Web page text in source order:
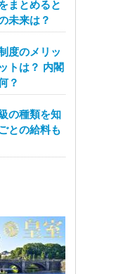
まとめると
未来は？
度のメリッ
トは？ 内閣
？
の種類を知
との給料も